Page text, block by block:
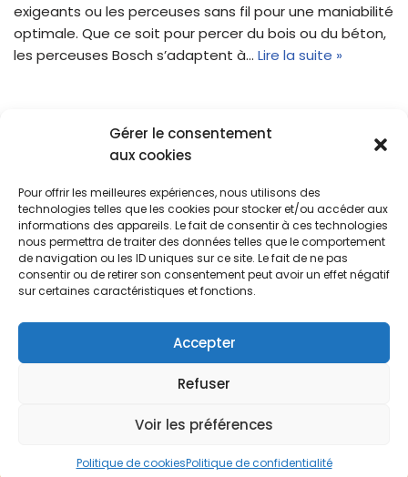
Gérer le consentement
aux cookies
Pour offrir les meilleures expériences, nous utilisons des
technologies telles que les cookies pour stocker et/ou accéder aux
informations des appareils. Le fait de consentir à ces technologies
nous permettra de traiter des données telles que le comportement
de navigation ou les ID uniques sur ce site. Le fait de ne pas
consentir ou de retirer son consentement peut avoir un effet négatif
sur certaines caractéristiques et fonctions.
Accepter
Refuser
Voir les préférences
Politique de cookiesPolitique de confidentialité
exigeants ou les perceuses sans fil pour une maniabilité
optimale. Que ce soit pour percer du bois ou du béton,
les perceuses Bosch s’adaptent à… Lire la suite »
Blog Cookies
CGU
Politique De Confidentialité
Ce site est en partenariat avec différents sites de
vente de produits : Amazon.fr, Fnac.com, Castorama,
Leroy Merlin, Mano Mano, Darty, certains des articles
présents sur ce site peuvent avoir une valeur
promotionnelle. Les articles contiennent des liens
d’affiliations redirigeant sur le site Amazon.fr. En tant
que Partenaire Amazon, l'entreprise Pierrot qui détient
les conditions requises.
| Propulsé parWordPress